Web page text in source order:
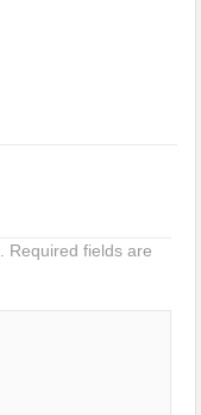
Required fields are